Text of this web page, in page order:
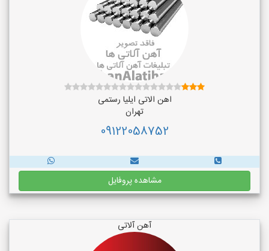
اهن الاتی ایلیا رستمی
تهران
09122058752
مشاهده پروفایل
آهن آلاتی